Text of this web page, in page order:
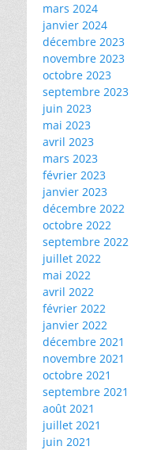
mars 2024
janvier 2024
décembre 2023
novembre 2023
octobre 2023
septembre 2023
juin 2023
mai 2023
avril 2023
mars 2023
février 2023
janvier 2023
décembre 2022
octobre 2022
septembre 2022
juillet 2022
mai 2022
avril 2022
février 2022
janvier 2022
décembre 2021
novembre 2021
octobre 2021
septembre 2021
août 2021
juillet 2021
juin 2021